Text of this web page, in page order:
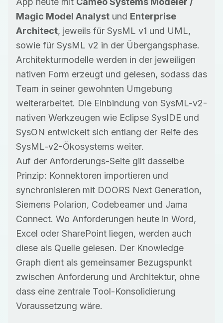
Magic Model Analyst und Enterprise
Architect, jeweils für SysML v1 und UML,
sowie für SysML v2 in der Übergangsphase.
Architekturmodelle werden in der jeweiligen
nativen Form erzeugt und gelesen, sodass das
Team in seiner gewohnten Umgebung
weiterarbeitet. Die Einbindung von SysML-v2-
nativen Werkzeugen wie Eclipse SysIDE und
SysON entwickelt sich entlang der Reife des
SysML-v2-Ökosystems weiter.
Auf der Anforderungs-Seite gilt dasselbe
Prinzip: Konnektoren importieren und
synchronisieren mit DOORS Next Generation,
Siemens Polarion, Codebeamer und Jama
Connect. Wo Anforderungen heute in Word,
Excel oder SharePoint liegen, werden auch
diese als Quelle gelesen. Der Knowledge
Graph dient als gemeinsamer Bezugspunkt
zwischen Anforderung und Architektur, ohne
dass eine zentrale Tool-Konsolidierung
Voraussetzung wäre.